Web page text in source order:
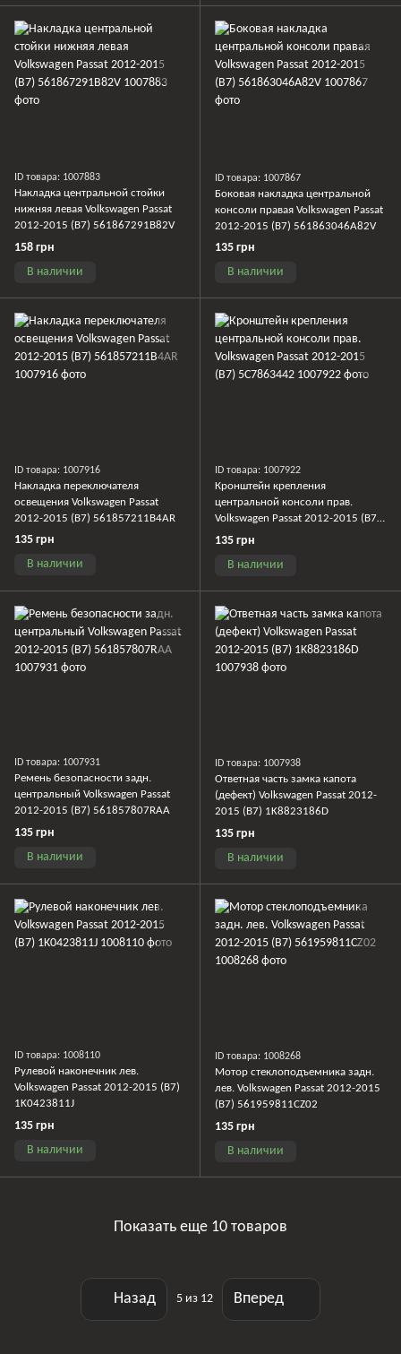
ID товара: 1007883
Накладка центральной стойки
нижняя левая Volkswagen Passat
2012-2015 (B7) 561867291B82V
158 грн
В наличии
ID товара: 1007867
Боковая накладка центральной
консоли правая Volkswagen Passat
2012-2015 (B7) 561863046A82V
135 грн
В наличии
ID товара: 1007916
Накладка переключателя
освещения Volkswagen Passat
2012-2015 (B7) 561857211B4AR
135 грн
В наличии
ID товара: 1007922
Кронштейн крепления
центральной консоли прав.
Volkswagen Passat 2012-2015 (B7)
5C7863442
135 грн
В наличии
ID товара: 1007931
Ремень безопасности задн.
центральный Volkswagen Passat
2012-2015 (B7) 561857807RAA
135 грн
В наличии
ID товара: 1007938
Ответная часть замка капота
(дефект) Volkswagen Passat 2012-
2015 (B7) 1K8823186D
135 грн
В наличии
ID товара: 1008110
Рулевой наконечник лев.
Volkswagen Passat 2012-2015 (B7)
1K0423811J
135 грн
В наличии
ID товара: 1008268
Мотор стеклоподъемника задн.
лев. Volkswagen Passat 2012-2015
(B7) 561959811CZ02
135 грн
В наличии
Показать еще 10 товаров
Назад 5 из 12 Вперед